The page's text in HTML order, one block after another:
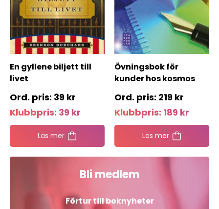
En gyllene biljett till
livet
39 kr
Klubbpris: 39 kr
Läs mer
Övningsbok för
kunder hos kosmos
219 kr
Klubbpris: 189 kr
Läs mer
Bli medlem
Förtur till boknyheter